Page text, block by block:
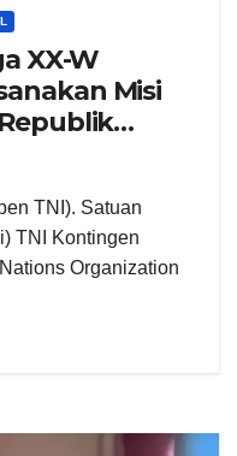
XX-W
Misi
TNI). Satuan
TNI Kontingen
Organization